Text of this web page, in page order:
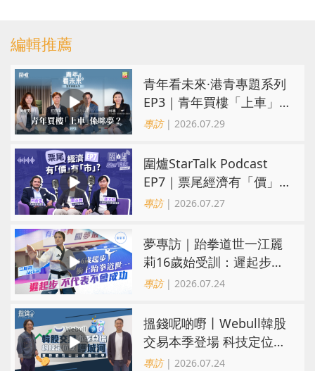
編輯推薦
青年看未來·港青專題系列
EP3｜青年買樓「上車」
係咪夢？ 觀念改變居住選
專訪| 2026.07.29
圍爐StarTalk Podcast
EP7｜票尾經濟有「價」
有「市」？「短期流量」
專訪| 2026.07.27
夢專訪｜跆拳道世一江麗
莉16歲始受訓：遲起步不
代表不會成功
專訪| 2026.07.24
搵錢呢啲嘢丨Webull韓股
交易本季登場 科技定位成
護城河 冀登港互聯網券商
專訪| 2026.07.24